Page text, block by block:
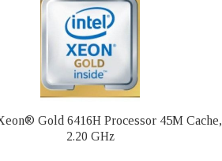
Gold 6416H Processor 45M Cache,
2.20 GHz